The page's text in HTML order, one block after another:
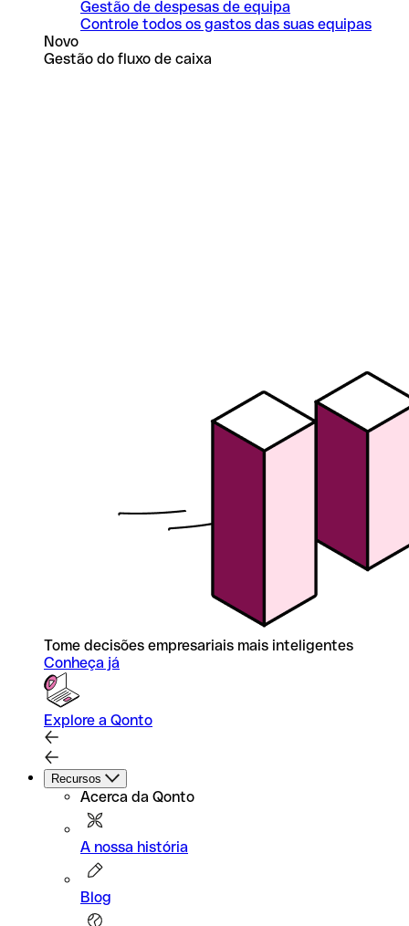
Gestão de despesas de equipa
Controle todos os gastos das suas equipas
Novo
Gestão do fluxo de caixa
Tome decisões empresariais mais inteligentes
Conheça já
Explore a Qonto
Recursos
Acerca da Qonto
A nossa história
Blog